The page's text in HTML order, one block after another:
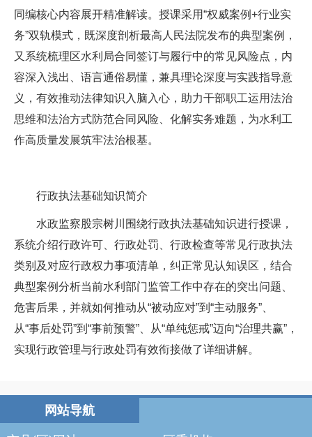
同编核心内容展开精准解读。授课采用“权威案例+行业实
务”双轨模式，既深度剖析最高人民法院发布的典型案例，
又系统梳理区水利局合同签订与履行中的常见风险点，内
容深入浅出、语言通俗易懂，兼具理论深度与实践指导意
义，有效推动法律知识入脑入心，助力干部职工运用法治
思维和法治方式防范合同风险、化解实务难题，为水利工
作高质量发展筑牢法治根基。
行政执法基础知识简介
水政监察股宗树川围绕行政执法基础知识进行授课，
系统介绍行政许可、行政处罚、行政检查等常见行政执法
类别及对应行政权力事项清单，纠正常见认知误区，结合
典型案例分析当前水利部门监管工作中存在的突出问题、
危害后果，并就如何推动从“被动应对”到“主动服务”、
从“事后处罚”到“事前预警”、从“单纯惩戒”迈向“治理共赢”，
实现行政管理与行政处罚有效衔接做了详细讲解。